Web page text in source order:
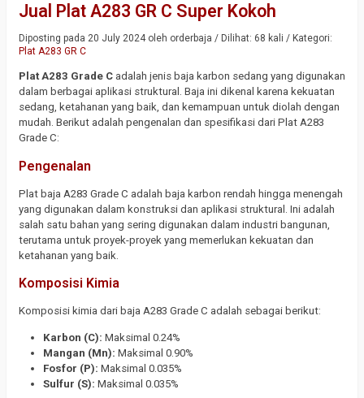
Jual Plat A283 GR C Super Kokoh
Diposting pada 20 July 2024 oleh orderbaja / Dilihat: 68 kali / Kategori:
Plat A283 GR C
Plat A283 Grade C adalah jenis baja karbon sedang yang digunakan
dalam berbagai aplikasi struktural. Baja ini dikenal karena kekuatan
sedang, ketahanan yang baik, dan kemampuan untuk diolah dengan
mudah. Berikut adalah pengenalan dan spesifikasi dari Plat A283
Grade C:
Pengenalan
Plat baja A283 Grade C adalah baja karbon rendah hingga menengah
yang digunakan dalam konstruksi dan aplikasi struktural. Ini adalah
salah satu bahan yang sering digunakan dalam industri bangunan,
terutama untuk proyek-proyek yang memerlukan kekuatan dan
ketahanan yang baik.
Komposisi Kimia
Komposisi kimia dari baja A283 Grade C adalah sebagai berikut:
Karbon (C): Maksimal 0.24%
Mangan (Mn): Maksimal 0.90%
Fosfor (P): Maksimal 0.035%
Sulfur (S): Maksimal 0.035%